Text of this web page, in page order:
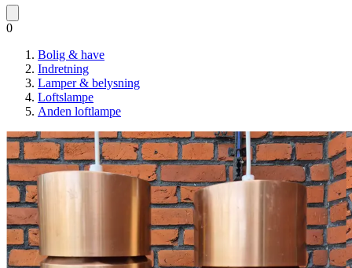
0
Bolig & have
Indretning
Lamper & belysning
Loftslampe
Anden loftlampe